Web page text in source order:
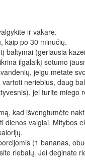
ir vakare.
kaip po 30 minučių.
baltymai (geriausia
ilgalaikį sotumo
jeigu metate
neriebius, daug
jei turite miego
kad išvengtumėte
dienos valgiai. Mitybos
(1 bananas,
riebalų. Jei deginate